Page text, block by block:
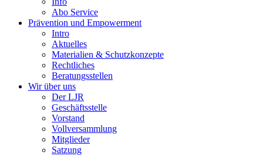
Abo Service
Prävention und Empowerment
Intro
Aktuelles
Materialien & Schutzkonzepte
Rechtliches
Beratungsstellen
Wir über uns
Der LJR
Geschäftsstelle
Vorstand
Vollversammlung
Mitglieder
Satzung